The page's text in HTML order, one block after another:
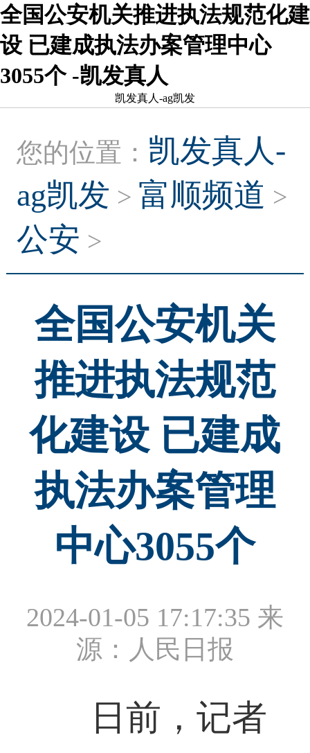
全国公安机关推进执法规范化建
设 已建成执法办案管理中心
3055个 -凯发真人
凯发真人-ag凯发
您的位置： 凯发真人-
ag凯发 > 富顺频道 >
公安 >
全国公安机关
推进执法规范
化建设 已建成
执法办案管理
中心3055个
2024-01-05 17:17:35 来
源：人民日报
日前，记者